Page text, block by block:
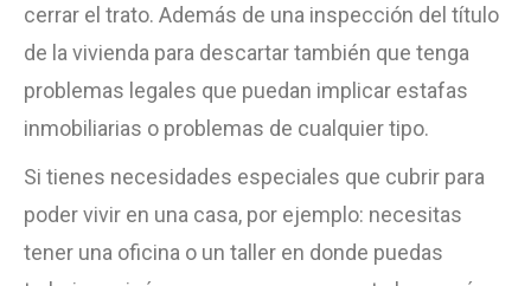
cerrar el trato. Además de una inspección del título
de la vivienda para descartar también que tenga
problemas legales que puedan implicar estafas
inmobiliarias o problemas de cualquier tipo.
Si tienes necesidades especiales que cubrir para
poder vivir en una casa, por ejemplo: necesitas
tener una oficina o un taller en donde puedas